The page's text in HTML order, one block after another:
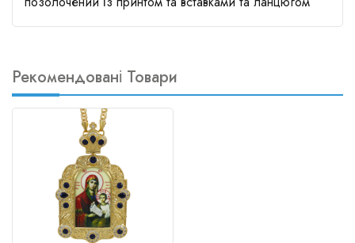
Рекомендовані Товари